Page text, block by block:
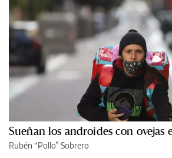
Sueñan los androides con ovejas
Rubén “Pollo” Sobrero